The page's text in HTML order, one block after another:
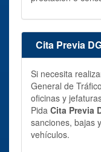
Cita Previa
Si necesita
General de
oficinas y
Pida Cita Previa
sanciones, bajas
vehículos.